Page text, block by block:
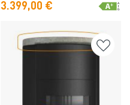
3.399,00 €